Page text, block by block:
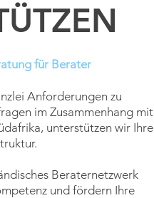
für Berater
Anforderungen zu
im Zusammenhang mit
unterstützen wir Ihre
.
Beraternetzwerk
und fördern Ihre